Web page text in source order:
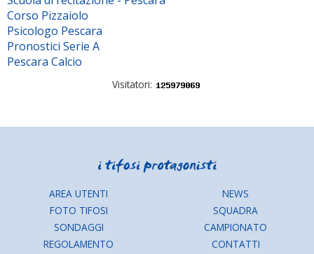
Corso Pizzaiolo
Psicologo Pescara
Pronostici Serie A
Pescara Calcio
Visitatori:
AREA UTENTI
FOTO TIFOSI
SONDAGGI
REGOLAMENTO
NEWS
SQUADRA
CAMPIONATO
CONTATTI